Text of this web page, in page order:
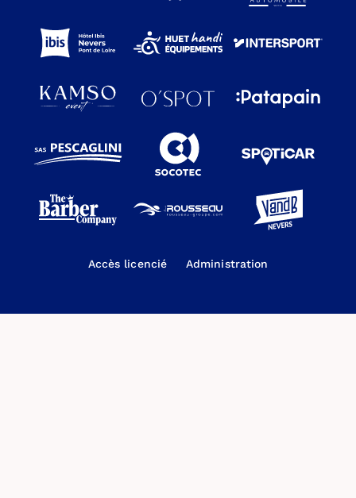
Accès licencié Administration